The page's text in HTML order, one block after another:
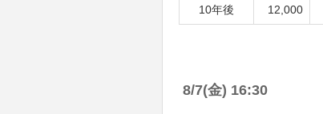
10年後 12,000
8/7(金) 16:30